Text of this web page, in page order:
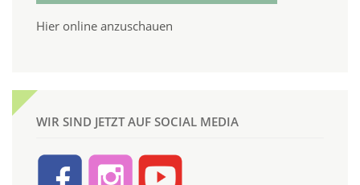
Hier online anzuschauen
WIR SIND JETZT AUF SOCIAL MEDIA